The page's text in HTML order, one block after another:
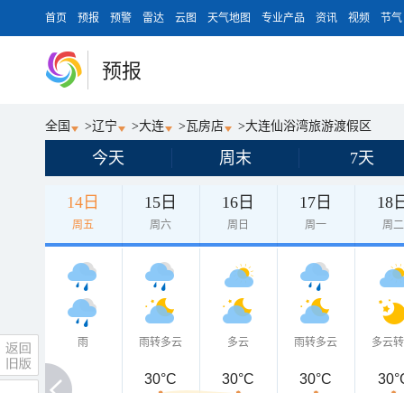
首页 预报 预警 雷达 云图 天气地图 专业产品 资讯 视频 节气
预报
全国 >辽宁 >大连 > 瓦房店 >大连仙浴湾旅游渡假区
今天 周末 7天
14日
周五
15日
周六
16日
周日
17日
周一
18
周二
雨 雨转多云 多云 雨转多云 多云
30°C 30°C 30°C